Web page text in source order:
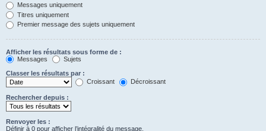
Messages uniquement
Titres uniquement
Premier message des sujets uniquement
Afficher les résultats sous forme de :
Messages
Sujets
Classer les résultats par :
Croissant
Décroissant
Rechercher depuis :
Renvoyer les :
Définir à 0 pour afficher l’intégralité du message.